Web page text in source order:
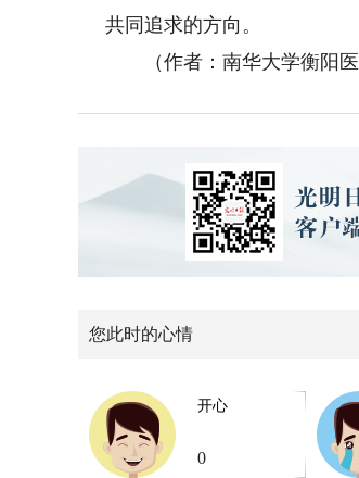
共同追求的方向。
（作者：南华大学衡阳医
您此时的心情
开心
0